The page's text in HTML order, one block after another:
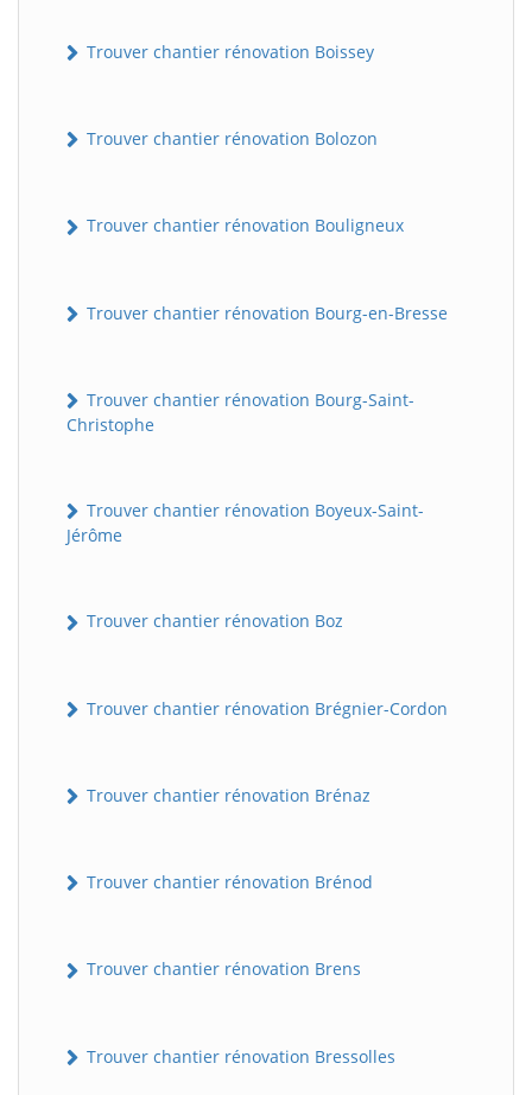
Trouver chantier rénovation Boissey
Trouver chantier rénovation Bolozon
Trouver chantier rénovation Bouligneux
Trouver chantier rénovation Bourg-en-Bresse
Trouver chantier rénovation Bourg-Saint-
Christophe
Trouver chantier rénovation Boyeux-Saint-
Jérôme
Trouver chantier rénovation Boz
Trouver chantier rénovation Brégnier-Cordon
Trouver chantier rénovation Brénaz
Trouver chantier rénovation Brénod
Trouver chantier rénovation Brens
Trouver chantier rénovation Bressolles